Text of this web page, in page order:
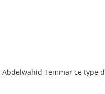
Temmar ce type